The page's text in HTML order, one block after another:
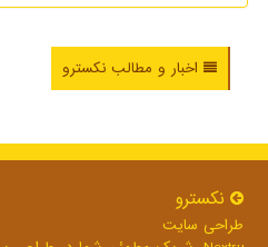
اخبار و مطالب نکسترو
نكسترو
طراحی سایت